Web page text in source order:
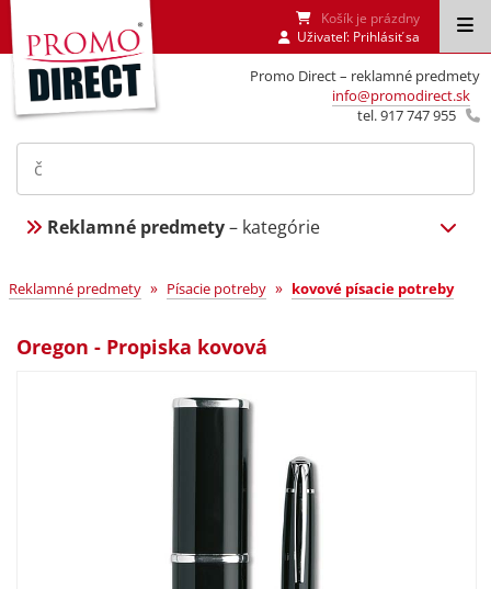
Promo Direct – reklamné predmety
info@promodirect.sk
tel. 917 747 955
Košík je prázdny
Uživateľ: Prihlásiť sa
Reklamné predmety– kategórie
Reklamné predmety » Písacie potreby » kovové písacie potreby
Oregon - Propiska kovová